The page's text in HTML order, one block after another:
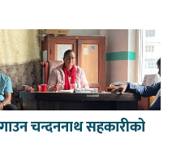
चन्दननाथ सहकारीको